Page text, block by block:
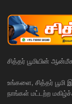
சித்தர் பூமியின்
உங்களை, சித்தர்
நாங்கள் மட்டற்ற